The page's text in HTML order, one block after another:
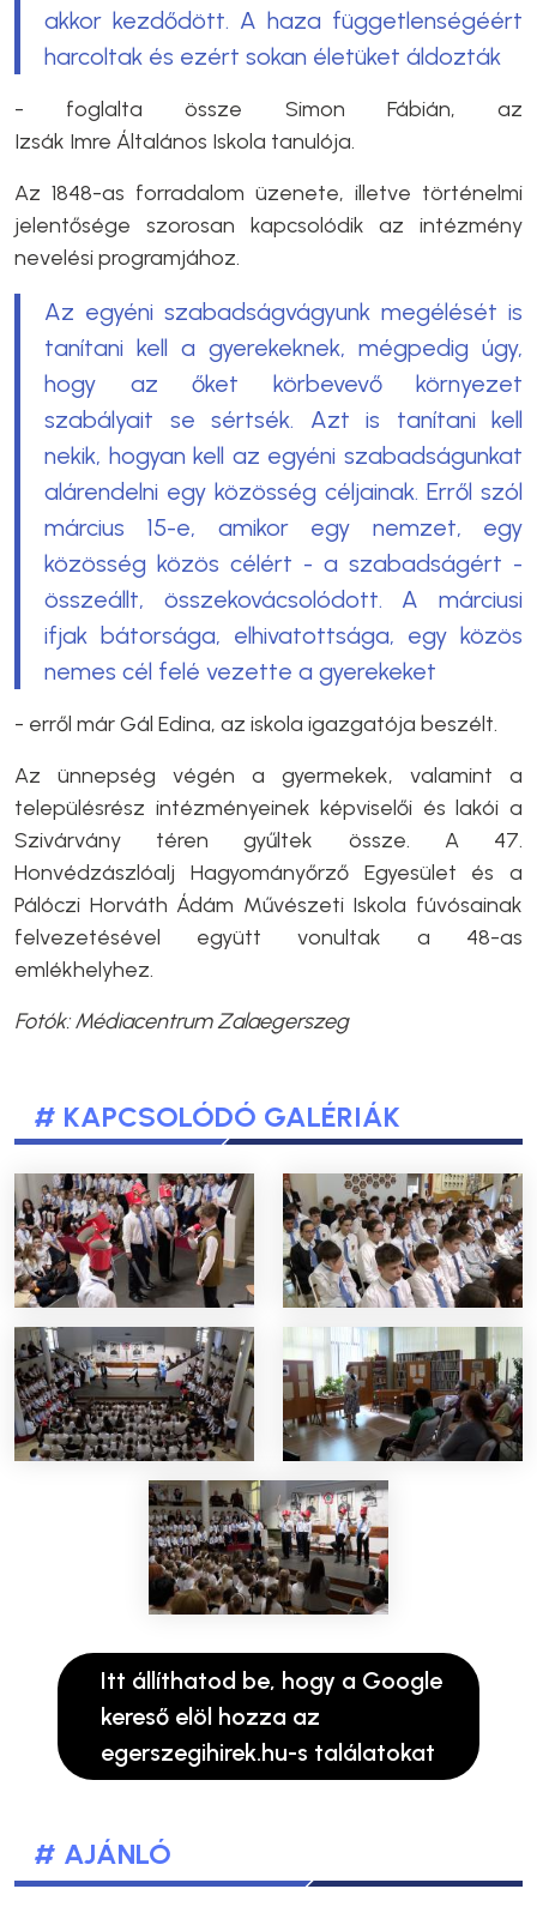
akkor kezdődött. A haza függetlenségéért
harcoltak és ezért sokan életüket áldozták
- foglalta össze Simon Fábián, az
Izsák Imre Általános Iskola tanulója.
Az 1848-as forradalom üzenete, illetve történelmi
jelentősége szorosan kapcsolódik az intézmény
nevelési programjához.
Az egyéni szabadságvágyunk megélését is
tanítani kell a gyerekeknek, mégpedig úgy,
hogy az őket körbevevő környezet
szabályait se sértsék. Azt is tanítani kell
nekik, hogyan kell az egyéni szabadságunkat
alárendelni egy közösség céljainak. Erről szól
március 15-e, amikor egy nemzet, egy
közösség közös célért - a szabadságért -
összeállt, összekovácsolódott. A márciusi
ifjak bátorsága, elhivatottsága, egy közös
nemes cél felé vezette a gyerekeket
- erről már Gál Edina, az iskola igazgatója beszélt.
Az ünnepség végén a gyermekek, valamint a
településrész intézményeinek képviselői és lakói a
Szivárvány téren gyűltek össze. A 47.
Honvédzászlóalj Hagyományőrző Egyesület és a
Pálóczi Horváth Ádám Művészeti Iskola fúvósainak
felvezetésével együtt vonultak a 48-as
emlékhelyhez.
Fotók: Médiacentrum Zalaegerszeg
# KAPCSOLÓDÓ GALÉRIÁK
Itt állíthatod be, hogy a Google
kereső elöl hozza az
egerszegihirek.hu-s találatokat
# AJÁNLÓ